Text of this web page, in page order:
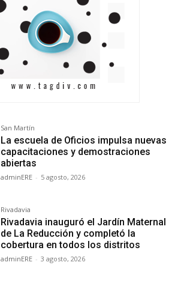
San Martín
La escuela de Oficios impulsa nuevas
capacitaciones y demostraciones
abiertas
adminERE - 5 agosto, 2026
Rivadavia
Rivadavia inauguró el Jardín Maternal
de La Reducción y completó la
cobertura en todos los distritos
adminERE - 3 agosto, 2026